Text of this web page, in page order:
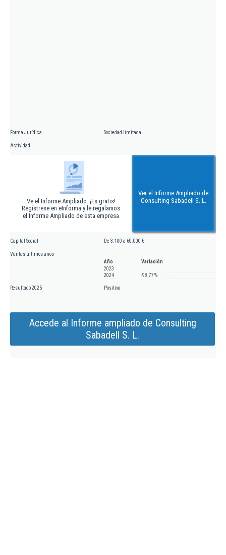
Forma Jurídica Sociedad limitada
Actividad
Ve el Informe Ampliado. ¡Es gratis!
Regístrese en eInforma y le regalamos
el Informe Ampliado de esta empresa
Ver el Informe Ampliado de
Consulting Sabadell S. L.
Capital Social De 3.100 a 60.000 €
Ventas últimos años
Año
Variación
2023
2024
-98,77 %
Resultado 2025 Positivo
Accede al Informe ampliado de Consulting
Sabadell S. L.